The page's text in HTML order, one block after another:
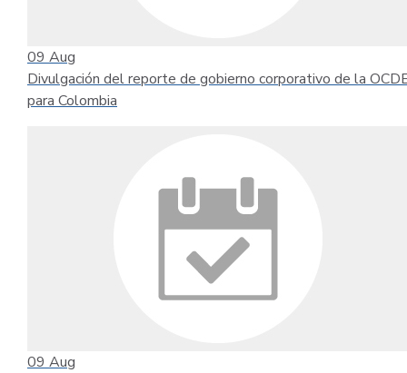
09 Aug
Divulgación del reporte de gobierno corporativo de la
para Colombia
09 Aug